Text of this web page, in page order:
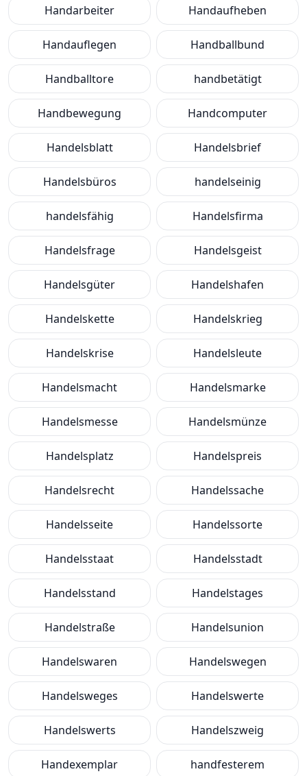
Handarbeiter Handaufheben
Handauflegen Handballbund
Handballtore handbetätigt
Handbewegung Handcomputer
Handelsblatt Handelsbrief
Handelsbüros handelseinig
handelsfähig Handelsfirma
Handelsfrage Handelsgeist
Handelsgüter Handelshafen
Handelskette Handelskrieg
Handelskrise Handelsleute
Handelsmacht Handelsmarke
Handelsmesse Handelsmünze
Handelsplatz Handelspreis
Handelsrecht Handelssache
Handelsseite Handelssorte
Handelsstaat Handelsstadt
Handelsstand Handelstages
Handelstraße Handelsunion
Handelswaren Handelswegen
Handelsweges Handelswerte
Handelswerts Handelszweig
Handexemplar handfesterem